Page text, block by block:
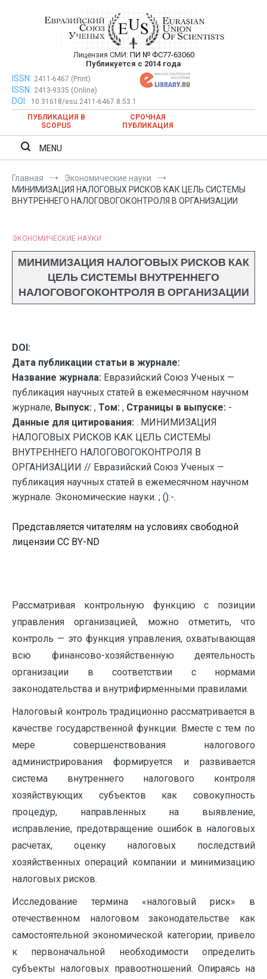
Евразийский Союз Ученых —
публикация научных статей в
ежемесячном научном журнале
Лицензия СМИ: ПИ № ФС77-63060
Публикуется с 2014 года
Евразийский Союз Ученых — публикация научных статей в
ежемесячном научном журнале
ISSN: 2411-6467 (Print)
ISSN: 2413-9335 (Online)
DOI:
10.31618/esu.2411-6467.8.53.1
ПУБЛИКАЦИЯ В
SCOPUS
СРОЧНАЯ
ПУБЛИКАЦИЯ
MENU
Главная
Экономические науки
МИНИМИЗАЦИЯ НАЛОГОВЫХ РИСКОВ КАК ЦЕЛЬ СИСТЕМЫ
ВНУТРЕННЕГО НАЛОГОВОГОКОНТРОЛЯ В ОРГАНИЗАЦИИ
ЭКОНОМИЧЕСКИЕ НАУКИ
МИНИМИЗАЦИЯ НАЛОГОВЫХ РИСКОВ КАК
ЦЕЛЬ СИСТЕМЫ ВНУТРЕННЕГО
НАЛОГОВОГОКОНТРОЛЯ В ОРГАНИЗАЦИИ
DOI:
Дата публикации статьи в журнале:
Название журнала: Евразийский Союз Ученых —
публикация научных статей в ежемесячном научном
журнале, Выпуск: , Том: , Страницы в выпуске: -
Данные для цитирования: . МИНИМИЗАЦИЯ
НАЛОГОВЫХ РИСКОВ КАК ЦЕЛЬ СИСТЕМЫ
ВНУТРЕННЕГО НАЛОГОВОГОКОНТРОЛЯ В
ОРГАНИЗАЦИИ // Евразийский Союз Ученых —
публикация научных статей в ежемесячном научном
журнале. Экономические науки. ; ():-.
Представляется читателям на условиях свободной
лицензии CC BY-ND
Рассматривая контрольную функцию с позиции
управления организацией, можно отметить, что
контроль — это функция управления, охватывающая
всю финансово-хозяйственную деятельность
организации в соответствии с нормами
законодательства и внутрифирменными правилами.
Налоговый контроль традиционно рассматривается в
качестве государственной функции. Вместе с тем по
мере совершенствования налогового
администрирования формируется и развивается
система внутреннего налогового контроля
хозяйствующих субъектов как совокупность
процедур, направленных на выявление,
исправление, предотвращение ошибок в налоговых
расчетах, оценку налоговых последствий
хозяйственных операций компании и минимизацию
налоговых рисков.
Исследование термина «налоговый риск» в
отечественном налоговом законодательстве как
самостоятельной экономической категории, привело
к первоначальной необходимости определить
субъекты налоговых правоотношений. Опираясь на